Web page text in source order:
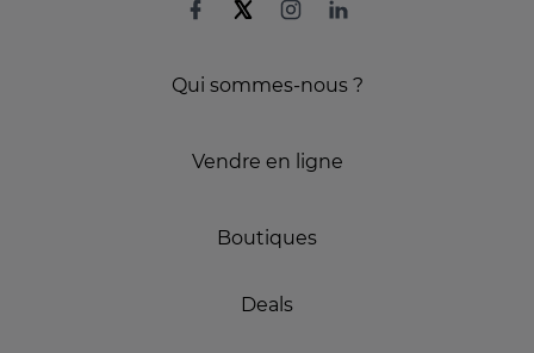
Qui sommes-nous ?
Vendre en ligne
Boutiques
Deals